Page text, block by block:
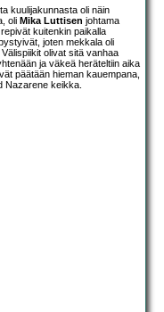
kuulijakunnasta oli näin
oli Mika Luttisen johtama
kuitenkin paikalla
joten mekkala oli
olivat sitä vanhaa
ja väkeä heräteltiin aika
päätään hieman kauempana,
Nazarene keikka.